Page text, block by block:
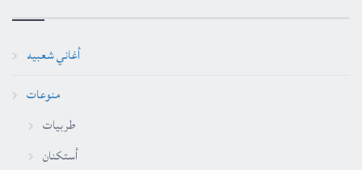
أغاني شعبيه
منوعات
طربيات
أستكنان